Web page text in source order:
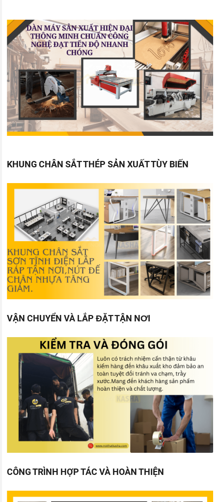
KHUNG CHÂN SẮT THÉP SẢN XUẤT TÙY BIẾN
VẬN CHUYỂN VÀ LẮP ĐẶT TẬN NƠI
CÔNG TRÌNH HỢP TÁC VÀ HOÀN THIỆN